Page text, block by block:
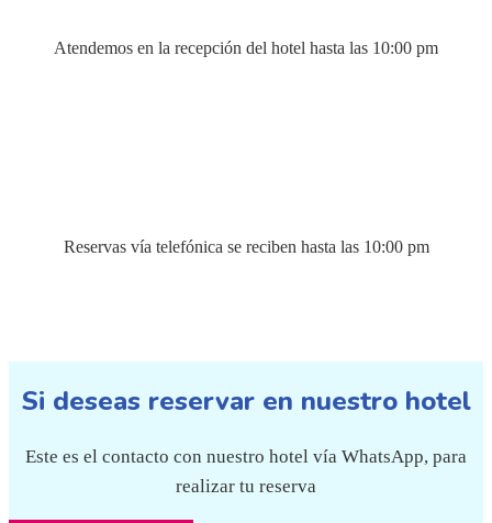
Atendemos en la recepción del hotel hasta las 10:00 pm
Reservas vía telefónica se reciben hasta las 10:00 pm
Si deseas reservar en nuestro hotel
Este es el contacto con nuestro hotel vía WhatsApp, para
realizar tu reserva